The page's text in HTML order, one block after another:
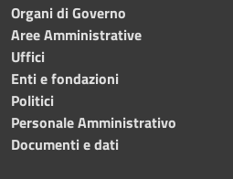
Organi di Governo
Aree Amministrative
Uffici
Enti e fondazioni
Politici
Personale Amministrativo
Documenti e dati